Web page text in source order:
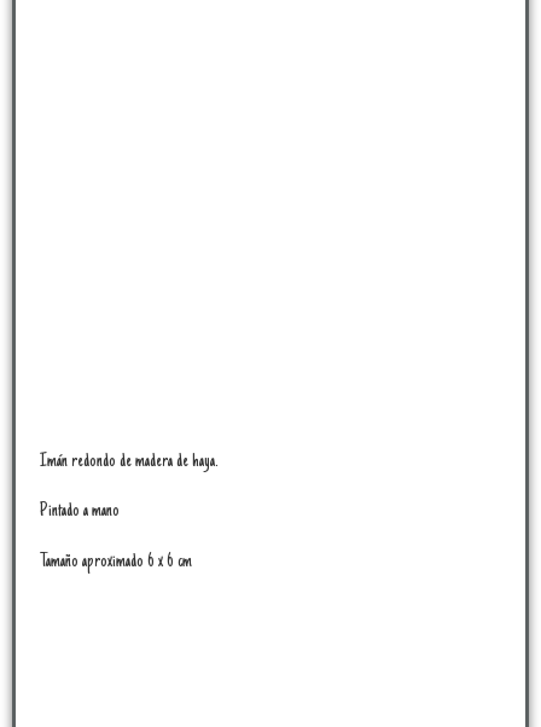
Imán redondo de madera de haya.
Pintado a mano
Tamaño aproximado 6 x 6 cm